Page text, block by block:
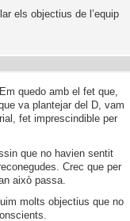
els objectius de l’equip
quedo amb el fet que,
va plantejar del D, vam
fet imprescindible per
que no havien sentit
Crec que per
això passa.
molts objectius que no